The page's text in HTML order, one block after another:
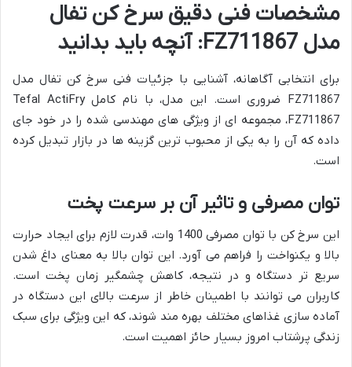
مشخصات فنی دقیق سرخ کن تفال
مدل FZ711867: آنچه باید بدانید
برای انتخابی آگاهانه، آشنایی با جزئیات فنی سرخ کن تفال مدل
FZ711867 ضروری است. این مدل، با نام کامل Tefal ActiFry
FZ711867، مجموعه ای از ویژگی های مهندسی شده را در خود جای
داده که آن را به یکی از محبوب ترین گزینه ها در بازار تبدیل کرده
است.
توان مصرفی و تاثیر آن بر سرعت پخت
این سرخ کن با توان مصرفی 1400 وات، قدرت لازم برای ایجاد حرارت
بالا و یکنواخت را فراهم می آورد. این توان بالا به معنای داغ شدن
سریع تر دستگاه و در نتیجه، کاهش چشمگیر زمان پخت است.
کاربران می توانند با اطمینان خاطر از سرعت بالای این دستگاه در
آماده سازی غذاهای مختلف بهره مند شوند، که این ویژگی برای سبک
زندگی پرشتاب امروز بسیار حائز اهمیت است.